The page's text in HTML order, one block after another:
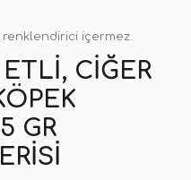
içermez.
CIĞER
GR